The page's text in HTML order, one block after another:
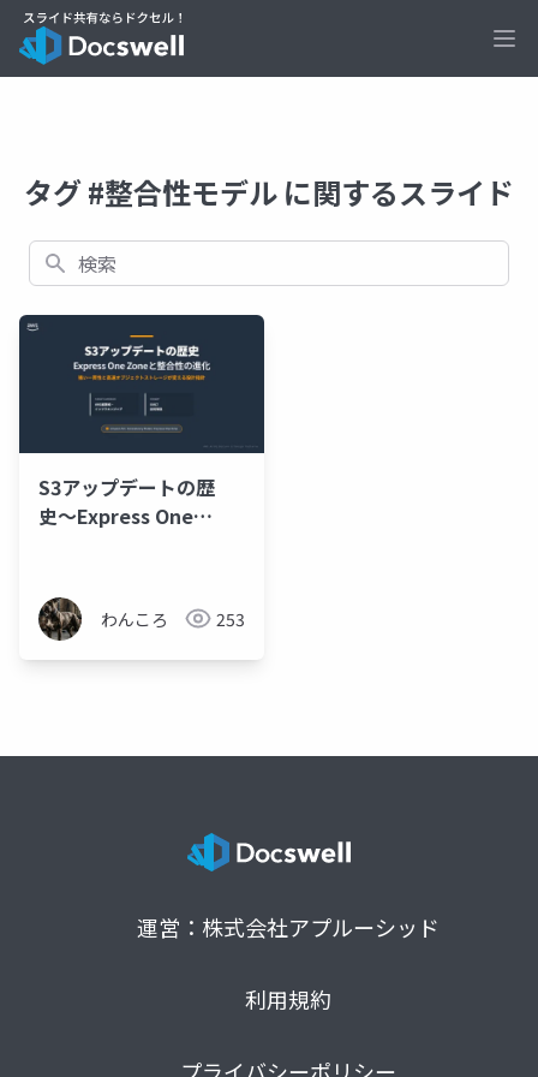
タグ #整合性モデル に関するスライド
検索
S3アップデートの歴
史〜Express One
わんころ 253
運営：株式会社アプルーシッド
利用規約
プライバシーポリシー